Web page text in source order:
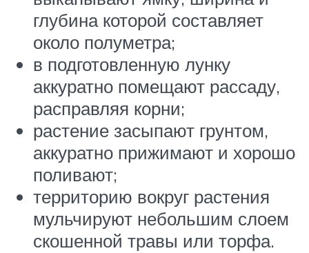
глубина которой составляет
около полуметра;
в подготовленную лунку
аккуратно помещают рассаду,
расправляя корни;
растение засыпают грунтом,
аккуратно прижимают и хорошо
поливают;
территорию вокруг растения
мульчируют небольшим слоем
скошенной травы или торфа.